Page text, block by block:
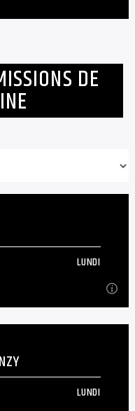
DE
LUNDI
LUNDI
LUNDI